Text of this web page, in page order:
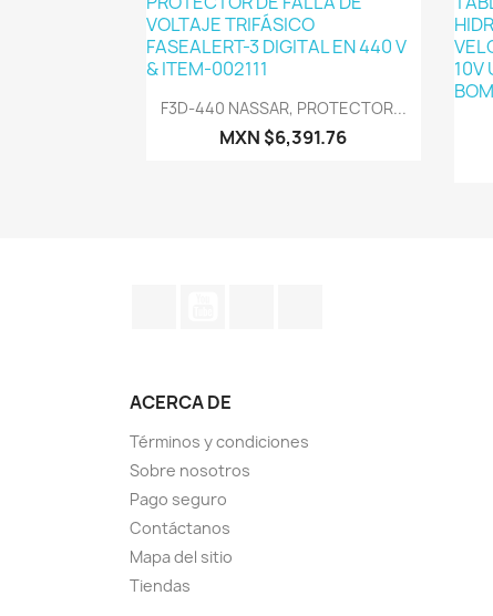
Vista rápida
F3D-440 NASSAR, PROTECTOR...
MXN $6,391.76
ACERCA DE
Términos y condiciones
Sobre nosotros
Pago seguro
Contáctanos
Mapa del sitio
Tiendas